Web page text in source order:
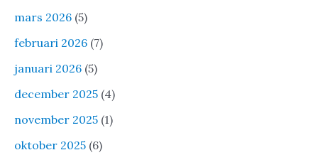
mars 2026 (5)
februari 2026 (7)
januari 2026 (5)
december 2025 (4)
november 2025 (1)
oktober 2025 (6)